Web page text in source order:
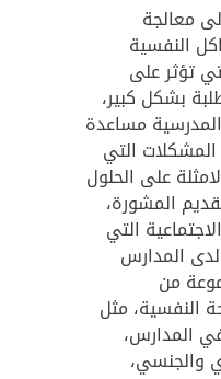
معالجة
النفسية
تؤثر على
بشكل كبير،
مساعدة
التي
على الحلول
المشورة،
التي
المدارس
من
النفسية، مثل
المدارس،
والجنسي،